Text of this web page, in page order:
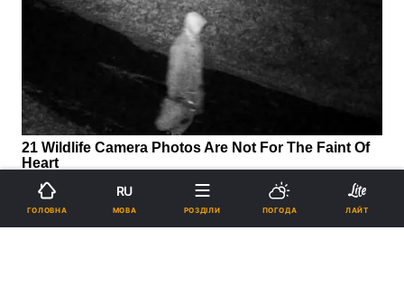
ГОЛОВНА
RU
МОВА РОЗДІЛИ ПОГОДА ЛАЙТ